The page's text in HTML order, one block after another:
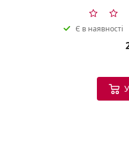
Є в наявності